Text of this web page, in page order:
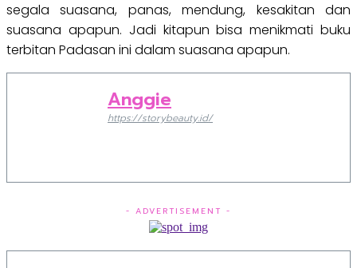
segala suasana, panas, mendung, kesakitan dan
suasana apapun. Jadi kitapun bisa menikmati buku
terbitan Padasan ini dalam suasana apapun.
Anggie
https://storybeauty.id/
- ADVERTISEMENT -